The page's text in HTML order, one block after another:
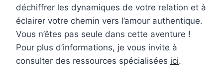
déchiffrer les dynamiques de votre relation et à
éclairer votre chemin vers l’amour authentique.
Vous n’êtes pas seule dans cette aventure !
Pour plus d’informations, je vous invite à
consulter des ressources spécialisées ici.